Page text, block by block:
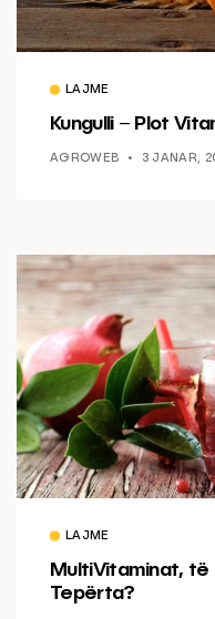
LAJME
Kungulli – Plot
AGROWEB 3 JANAR,
LAJME
MultiVitaminat,
Tepërta?